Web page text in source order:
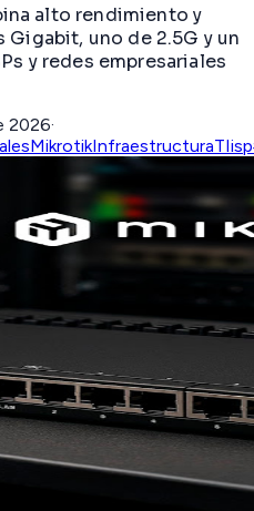
alto rendimiento y
uno de 2.5G y un
y redes empresariales
2026·
MikrotikInfraestructuraTIisp